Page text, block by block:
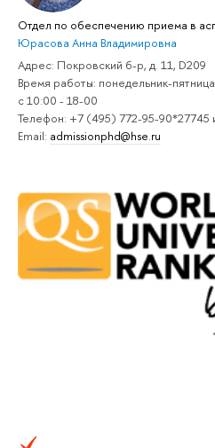
Отдел по обеспечению приема в
Юрасова Анна Владимировна
Адрес: Покровский б-р, д. 11, D209
Время работы: понедельник-пятница
с 10:00 - 18-00
Телефон: +7 (495) 772-95-90*27745
Email: admissionphd@hse.ru